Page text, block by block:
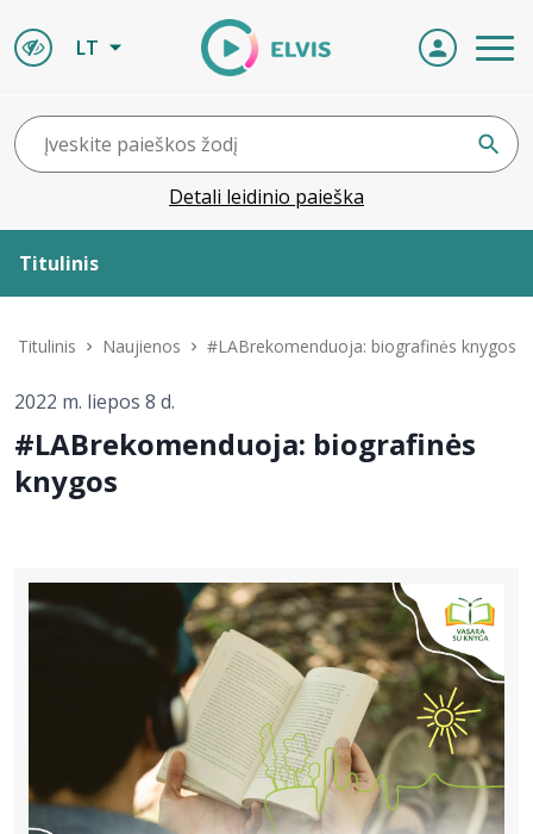
LT
Detali leidinio paieška
Titulinis
Leidiniai
ELVIS atvyksta
Bibliotekoms
+370 667 80 541
info@elvislab.lt
Titulinis Naujienos #LABrekomenduoja: biografinės knygos
2022 m. liepos 8 d.
#LABrekomenduoja: biografinės
knygos